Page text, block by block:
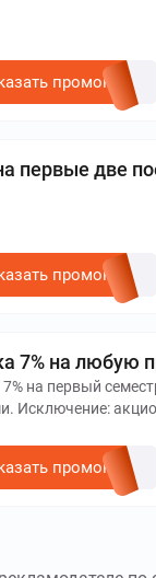
промокод
первые две
промокод
7% на любую
на первый
Исключение:
промокод